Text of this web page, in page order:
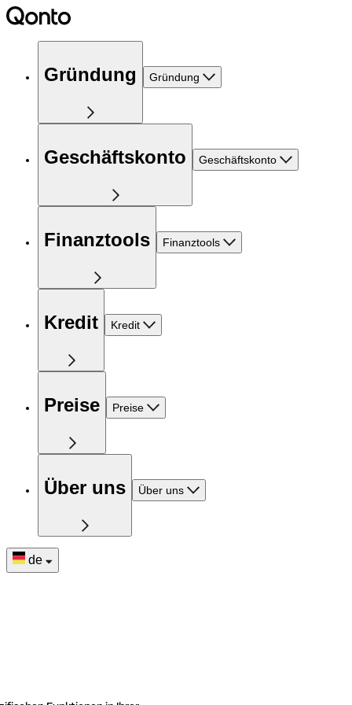
Gründung Gründung
Geschäftskonto Geschäftskonto
Finanztools Finanztools
Kredit Kredit
Preise Preise
Über uns Über uns
de